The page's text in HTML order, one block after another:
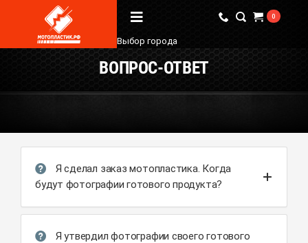
Вопрос / Ответ
О Магазине
Мы в соцсетях
Выбор города
0
ВОПРОС-ОТВЕТ
Я сделал заказ мотопластика. Когда
будут фотографии готового продукта?
Я утвердил фотографии своего готового